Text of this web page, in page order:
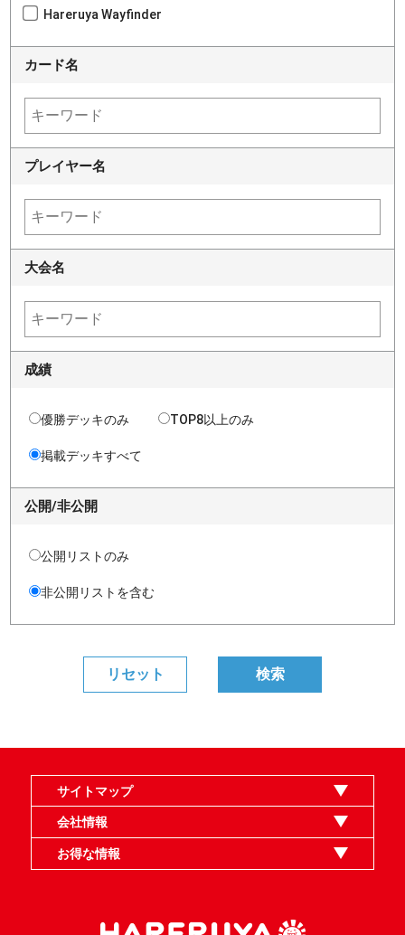
Hareruya Wayfinder
カード名
プレイヤー名
大会名
成績
優勝デッキのみ TOP8以上のみ
掲載デッキすべて
公開/非公開
公開リストのみ
非公開リストを含む
サイトマップ
オンラインショップ
買取
記事
選手一覧
デッキ検索
デッキ構築
イベント・大会
店舗のご案内
お問い合わせ
ヘルプ
FAQ
会社情報
利用規約
スタッフ募集
特定商取引法表示
個人情報保護指針
企業情報
お得な情報